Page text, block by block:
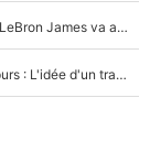
The Last Dance sur Netflix : Comme Michael Jordan, LeBron James va avoir le droit à sa série !
Stephen Curry avec Victor Wembanyama chez les Spurs : L'idée d'un trade historique est lancée en NBA !